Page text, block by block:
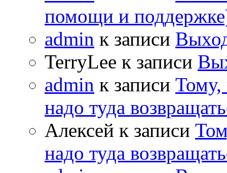
помощи и
admin к записи
TerryLee к записи
admin к записи Тому,
надо туда
Алексей к записи
надо туда